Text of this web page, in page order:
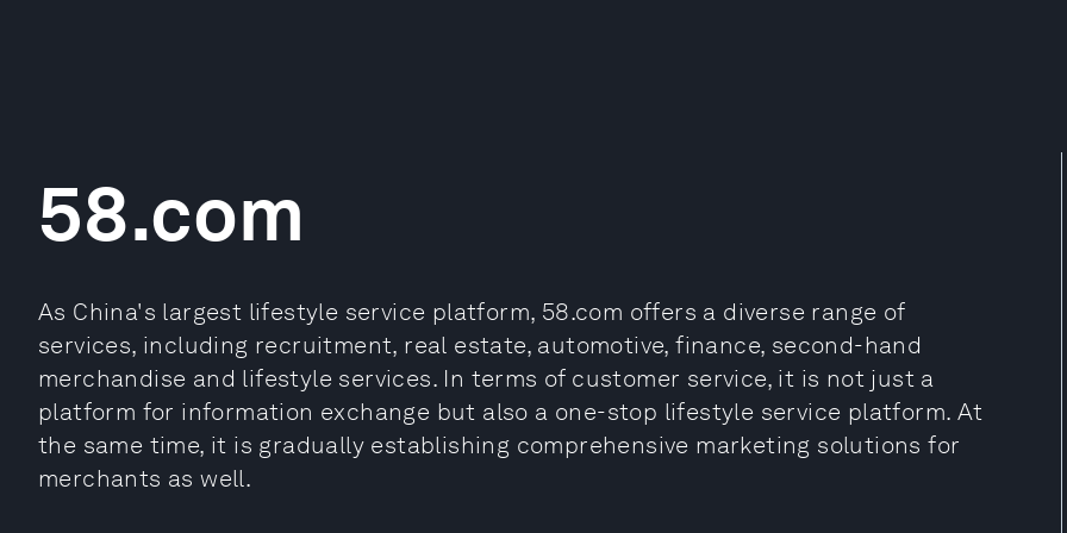
58.com
As China's largest lifestyle service platform, 58.com offers a diverse range of
services, including recruitment, real estate, automotive, finance, second-hand
merchandise and lifestyle services. In terms of customer service, it is not just a
platform for information exchange but also a one-stop lifestyle service platform. At
the same time, it is gradually establishing comprehensive marketing solutions for
merchants as well.